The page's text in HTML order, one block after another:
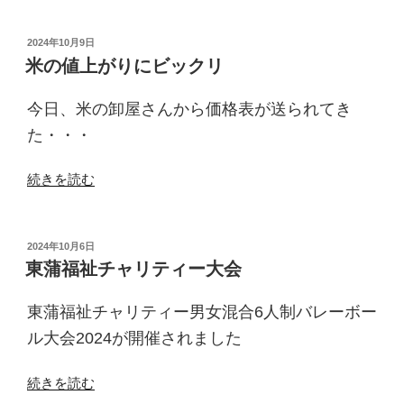
プ
ラ
ー
の
抽
選
会”
投
稿
日:
2024年10月9日
米の値上がりにビックリ
今日、米の卸屋さんから価格表が送られてき
た・・・
“米
上
が
に
ビ
ク
リ”
続きを読む
投
稿
日:
2024年10月6日
東蒲福祉チャリティー大会
東蒲福祉チャリティー男女混合6人制バレーボー
ル大会2024が開催されました
“東
続きを読む